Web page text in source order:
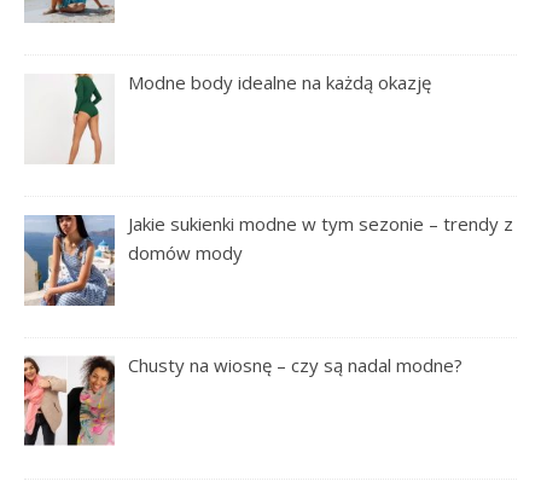
Modne body idealne na każdą okazję
Jakie sukienki modne w tym sezonie – trendy z
domów mody
Chusty na wiosnę – czy są nadal modne?